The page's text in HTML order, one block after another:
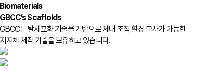
Biomaterials
GBCC’s Scaffolds
GBCC는 탈세포화 기술을 기반으로 체내 조직 환경 모사가 가능한
지지체 제작 기술을 보유하고 있습니다.